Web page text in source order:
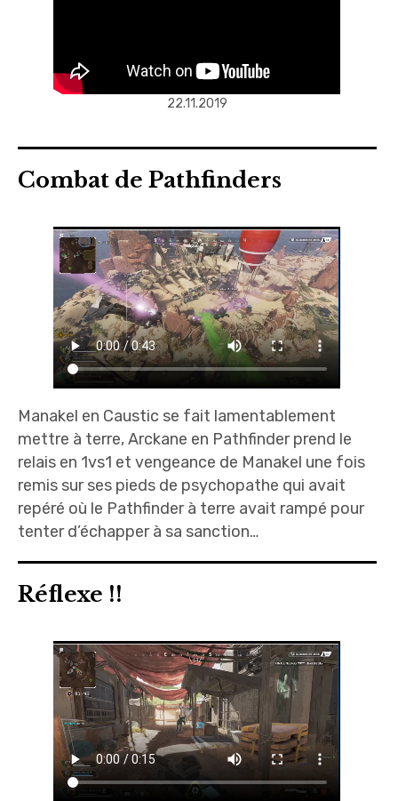
22.11.2019
Combat de Pathfinders
Manakel en Caustic se fait lamentablement
mettre à terre, Arckane en Pathfinder prend le
relais en 1vs1 et vengeance de Manakel une fois
remis sur ses pieds de psychopathe qui avait
repéré où le Pathfinder à terre avait rampé pour
tenter d’échapper à sa sanction…
Réflexe !!